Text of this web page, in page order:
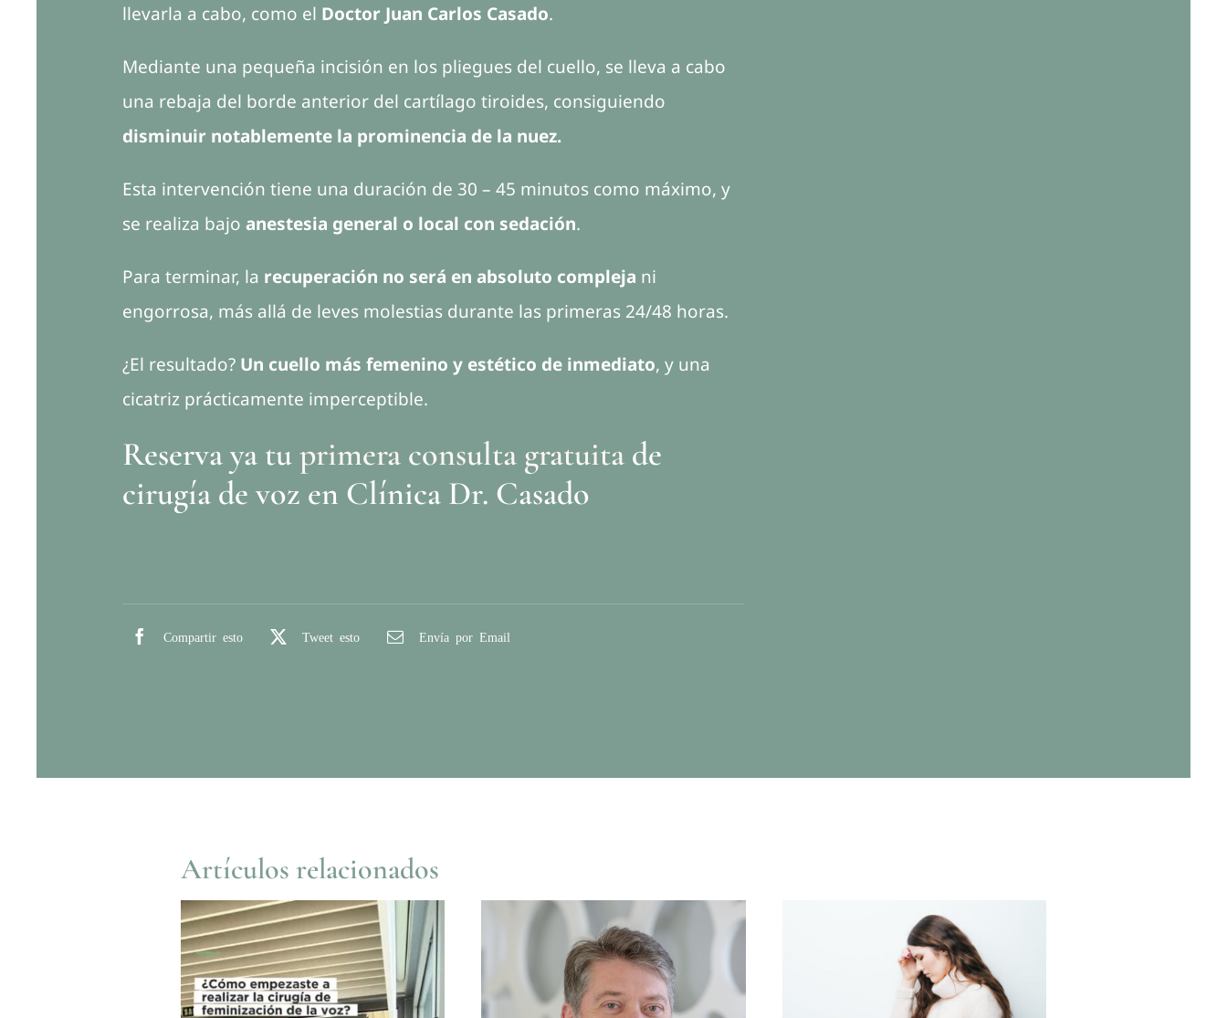
llevarla a cabo, como el Doctor Juan Carlos Casado.
Mediante una pequeña incisión en los pliegues del cuello, se lleva a cabo
una rebaja del borde anterior del cartílago tiroides, consiguiendo
disminuir notablemente la prominencia de la nuez.
Esta intervención tiene una duración de 30 – 45 minutos como máximo, y
se realiza bajoanestesia general o local con sedación.
Para terminar, la recuperación no será en absoluto compleja ni
engorrosa, más allá de leves molestias durante las primeras 24/48 horas.
¿El resultado? Un cuello más femenino y estético de inmediato, y una
cicatriz prácticamente imperceptible.
Reserva ya tuprimera consulta gratuita de
cirugía de voz en Clínica Dr. Casado
Compartir esto Tweet esto Envía por Email
Artículos relacionados